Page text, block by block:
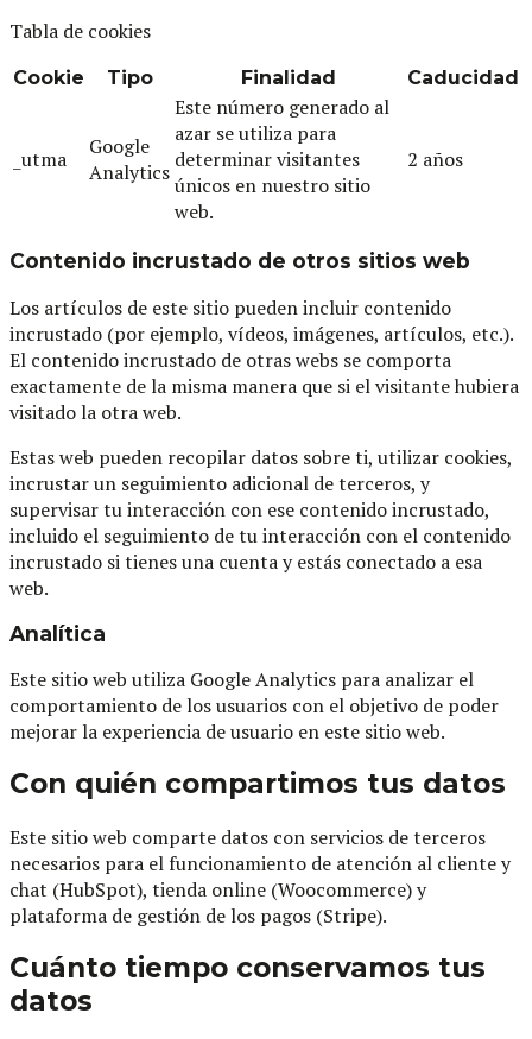
Tabla de cookies
Cookie Tipo Finalidad Caducidad
_utma
Google
Analytics
Este número generado al
azar se utiliza para
determinar visitantes
únicos en nuestro sitio
web.
2 años
Contenido incrustado de otros sitios web
Los artículos de este sitio pueden incluir contenido
incrustado (por ejemplo, vídeos, imágenes, artículos, etc.).
El contenido incrustado de otras webs se comporta
exactamente de la misma manera que si el visitante hubiera
visitado la otra web.
Estas web pueden recopilar datos sobre ti, utilizar cookies,
incrustar un seguimiento adicional de terceros, y
supervisar tu interacción con ese contenido incrustado,
incluido el seguimiento de tu interacción con el contenido
incrustado si tienes una cuenta y estás conectado a esa
web.
Analítica
Este sitio web utiliza Google Analytics para analizar el
comportamiento de los usuarios con el objetivo de poder
mejorar la experiencia de usuario en este sitio web.
Con quién compartimos tus datos
Este sitio web comparte datos con servicios de terceros
necesarios para el funcionamiento de atención al cliente y
chat (HubSpot), tienda online (Woocommerce) y
plataforma de gestión de los pagos (Stripe).
Cuánto tiempo conservamos tus
datos